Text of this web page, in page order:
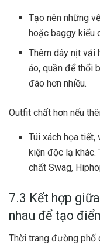
Tạo nên những
hoặc baggy kiểu
Thêm dây nịt vải
áo, quần để thổi
đáo hơn nhiều.
Outfit chất hơn nếu
Túi xách họa
kiện độc lạ
chất Swag,
7.3 Kết hợp
nhau để tạo
Thời trang đường